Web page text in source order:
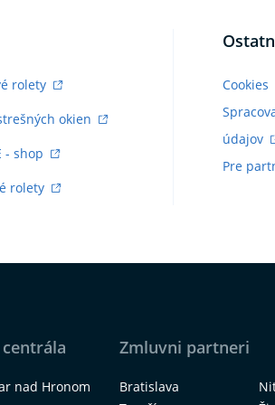
rolety
okien
- shop
rolety
Cookies
údajov
Pre
centrála
nad Hronom
Zmluvni partneri
Bratislava